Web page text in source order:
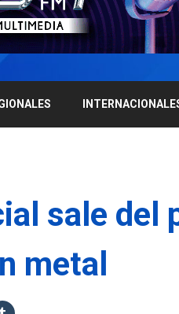
sale del
metal